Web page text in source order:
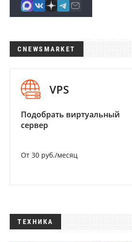
CNEWSMARKET
VPS
Подобрать виртуальный
сервер
От 30 руб./месяц
ТЕХНИКА